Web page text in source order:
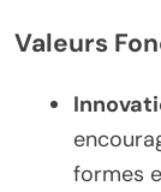
Valeurs
formes